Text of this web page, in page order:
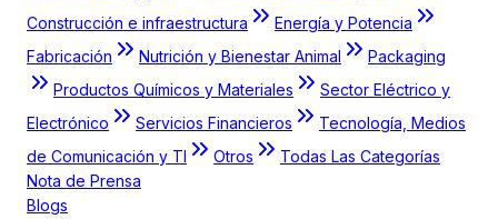
Construcción e infraestructura
Energía y Potencia
Fabricación
Nutrición y Bienestar Animal
Packaging
Productos Químicos y Materiales
Sector Eléctrico y
Electrónico
Servicios Financieros
Tecnología, Medios
de Comunicación y TI
Otros
Todas Las Categorías
Nota de Prensa
Blogs